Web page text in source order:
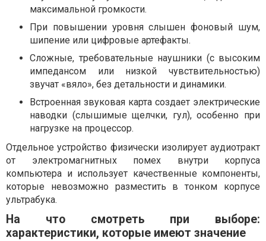
максимальной громкости.
При повышении уровня слышен фоновый шум,
шипение или цифровые артефакты.
Сложные, требовательные наушники (с высоким
импедансом или низкой чувствительностью)
звучат «вяло», без детальности и динамики.
Встроенная звуковая карта создает электрические
наводки (слышимые щелчки, гул), особенно при
нагрузке на процессор.
Отдельное устройство физически изолирует аудиотракт
от электромагнитных помех внутри корпуса
компьютера и использует качественные компоненты,
которые невозможно разместить в тонком корпусе
ультрабука.
На что смотреть при выборе:
характеристики, которые имеют значение